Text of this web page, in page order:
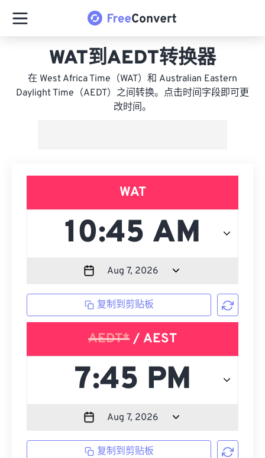
WAT到AEDT转换器
在 West Africa Time（WAT）和 Australian Eastern
Daylight Time（AEDT）之间转换。点击时间字段即可更
改时间。
WAT
复制到剪贴板
AEDT* / AEST
复制到剪贴板